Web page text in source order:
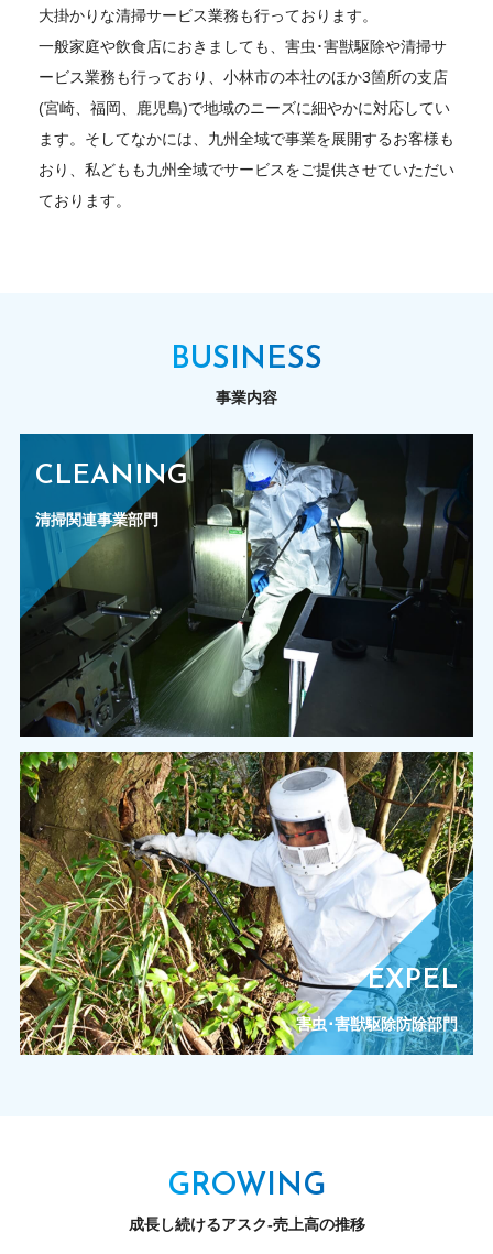
大掛かりな清掃サービス業務も行っております。
一般家庭や飲食店におきましても、害虫･害獣駆除や清掃サ
ービス業務も行っており、小林市の本社のほか3箇所の支店
(宮崎、福岡、鹿児島)で地域のニーズに細やかに対応してい
ます。そしてなかには、九州全域で事業を展開するお客様も
おり、私どもも九州全域でサービスをご提供させていただい
ております。
BUSINESS
事業内容
CLEANING
清掃関連事業部門
EXPEL
害虫･害獣駆除防除部門
GROWING
成長し続けるアスク‐売上高の推移